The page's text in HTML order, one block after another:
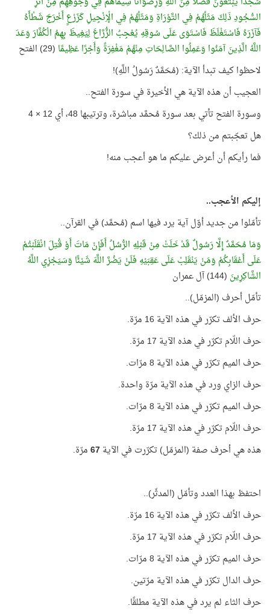
السُّجُودِ ذَلِكَ مَثَلُهُمْ فِي التَّوْرَاةِ وَمَثَلُهُمْ فِي الْإِنْجِيلِ كَزَرْعٍ أَخْرَجَ شَطْأَهُ
فَآزَرَهُ فَاسْتَغْلَظَ فَاسْتَوَى عَلَى سُوقِهِ يُعْجِبُ الزُّرَّاعَ لِيَغِيظَ بِهِمُ الْكُفَّارَ وَعَدَ
اللَّهُ الَّذِينَ آمَنُوا وَعَمِلُوا الصَّالِحَاتِ مِنْهُمْ مَغْفِرَةً وَأَجْرًا عَظِيمًا (29) الفتح
لاحظوا كيف تبدأ الآية: (مُحَمَّدٌ رَسُولُ اللَّهِ)!
العجيب أن هذه الآية هي الأخيرة في سورة الفتح..
وسورة الفتح تأتي بعد سورة مُحمَّد مباشرة، وترتيبها 48، أي 12 × 4
هل تعجّبتم من ذلك؟
فما رأيكم أن أعرض عليكم ما هو أعجب منه!
إليكم الأعجب..
تأمّلوا من جديد أوّل آية يرد فيها اسم (مُحمَّد) في القرآن..
وَمَا مُحَمَّدٌ إِلَّا رَسُولٌ قَدْ خَلَتْ مِنْ قَبْلِهِ الرُّسُلُ أَفَإِنْ مَاتَ أَوْ قُتِلَ انْقَلَبْتُمْ
عَلَى أَعْقَابِكُمْ وَمَنْ يَنْقَلِبْ عَلَى عَقِبَيْهِ فَلَنْ يَضُرَّ اللَّهَ شَيْئًا وَسَيَجْزِي اللَّهُ
الشَّاكِرِينَ (144) آل عمران
تأمّل أحرف (المزمّل)..
حرف الألف تكرّر في هذه الآية 16 مرّة.
حرف اللّام تكرّر في هذه الآية 17 مرّة.
حرف الميم تكرّر في هذه الآية 8 مرّات.
حرف الزاي ورد في هذه الآية مرّة واحدة.
حرف الميم تكرّر في هذه الآية 8 مرّات.
حرف اللّام تكرّر في هذه الآية 17 مرّة.
هذه هي أحرف صفة (المزمّل) تكرّرت في الآية67مرّة.
احتفظ بهذا العدد وتأمّل (المدثّر)..
حرف الألف تكرّر في هذه الآية 16 مرّة.
حرف اللّام تكرّر في هذه الآية 17 مرّة.
حرف الميم تكرّر في هذه الآية 8 مرّات.
حرف الدال تكرّر في هذه الآية مرّتين.
حرف الثاء لم يرد في هذه الآية مطلقًا.